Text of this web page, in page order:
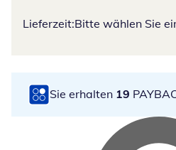
Lieferzeit:Bitte wählen Sie
Sie erhalten 19